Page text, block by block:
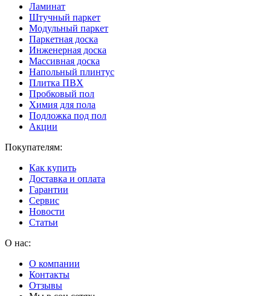
Ламинат
Штучный паркет
Модульный паркет
Паркетная доска
Инженерная доска
Массивная доска
Напольный плинтус
Плитка ПВХ
Пробковый пол
Химия для пола
Подложка под пол
Акции
Покупателям:
Как купить
Доставка и оплата
Гарантии
Сервис
Новости
Статьи
О нас:
О компании
Контакты
Отзывы